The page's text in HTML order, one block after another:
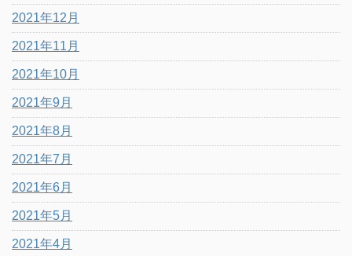
2021年12月
2021年11月
2021年10月
2021年9月
2021年8月
2021年7月
2021年6月
2021年5月
2021年4月